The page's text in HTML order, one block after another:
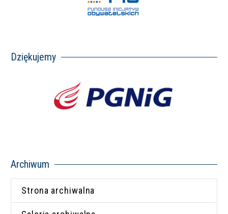
Dziękujemy
Archiwum
Strona archiwalna